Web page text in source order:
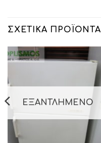
ΣΧΕΤΙΚΆ ΠΡΟΪΌΝΤΑ
ΕΞΑΝΤΛΗΜΈΝΟ